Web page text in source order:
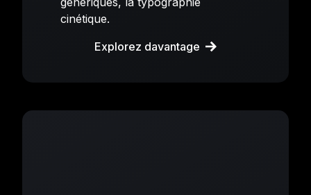
cinétique.
Explorez davantage